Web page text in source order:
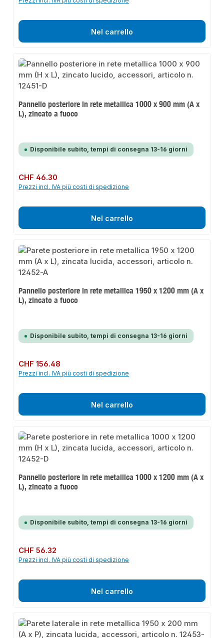
Nel carrello
Pannello posteriore in rete metallica 1000 x 900 mm (A x
L), zincato a fuoco
Disponibile subito, tempi di consegna 13-16 giorni
Prezzo normale:
CHF 46.30
Prezzi incl. IVA più costi di spedizione
Nel carrello
Pannello posteriore in rete metallica 1950 x 1200 mm (A x
L), zincato a fuoco
Disponibile subito, tempi di consegna 13-16 giorni
Prezzo normale:
CHF 156.48
Prezzi incl. IVA più costi di spedizione
Nel carrello
Pannello posteriore in rete metallica 1000 x 1200 mm (A x
L), zincato a fuoco
Disponibile subito, tempi di consegna 13-16 giorni
Prezzo normale:
CHF 56.32
Prezzi incl. IVA più costi di spedizione
Nel carrello